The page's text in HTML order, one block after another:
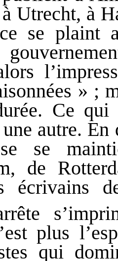
à Utrecht, à
se plaint
» ;
Ce
autre.
se
de
écrivains
plus
qui